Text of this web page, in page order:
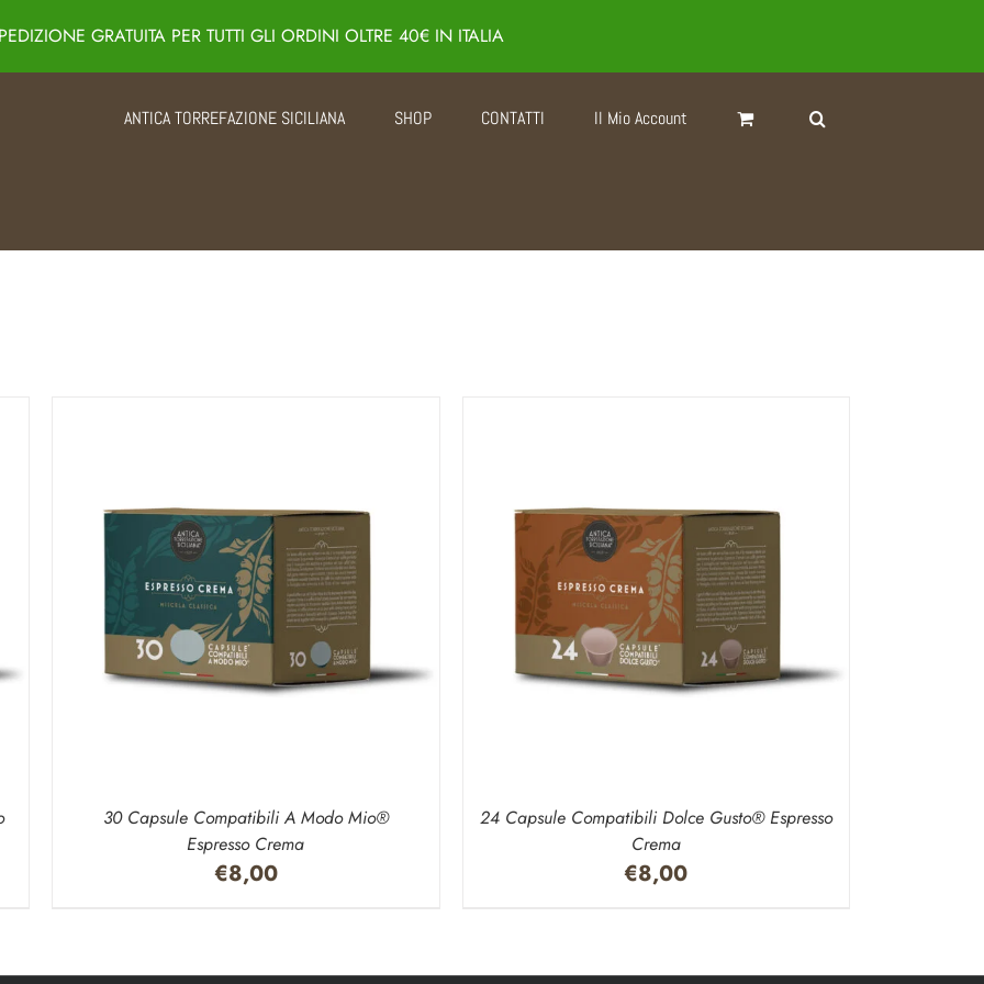
GRATUITA PER TUTTI GLI ORDINI OLTRE 40€ IN ITALIA
ANTICA TORREFAZIONE SICILIANA SHOP CONTATTI Il Mio Account
30 Capsule Compatibili A Modo Mio®
Espresso Crema
€8,00
AGGIUNGI AL CARRELLO / DETTAGLI
24 Capsule Compatibili Dolce Gusto® Espresso
Crema
€8,00